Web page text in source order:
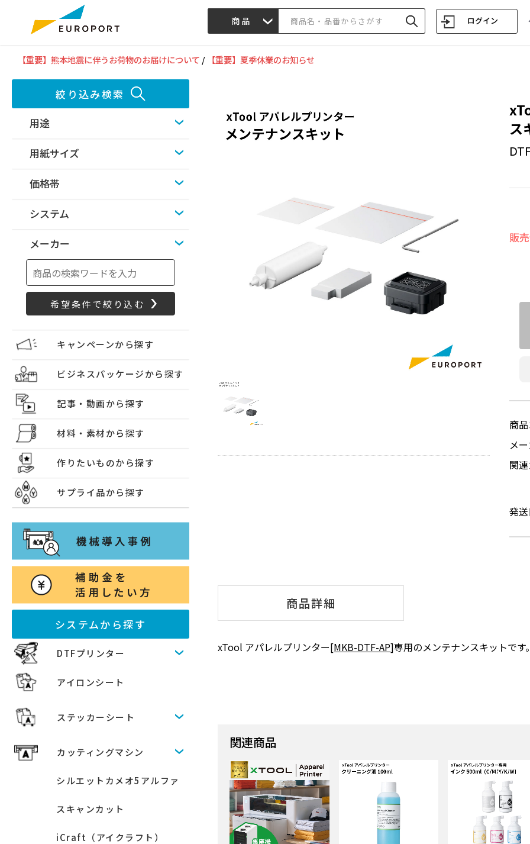
商品 ログイン
【重要】熊本地震に伴うお荷物のお届けについて / 【重要】夏季休業のお知らせ
絞り込み検索
用途
用紙サイズ
価格帯
システム
メーカー
キャンペーンから探す
ビジネスパッケージから探す
記事・動画から探す
材料・素材から探す
作りたいものから探す
サプライ品から探す
システムから探す
DTFプリンター
アイロンシート
ステッカーシート
カッティングマシン
シルエットカメオ5アルファ
スキャンカット
iCraft（アイクラフト）
ス
販
商
メ
関
発
商品詳細
xTool アパレルプリンター[MKB-DTF-AP]専用のメンテナンスキットです
関連商品